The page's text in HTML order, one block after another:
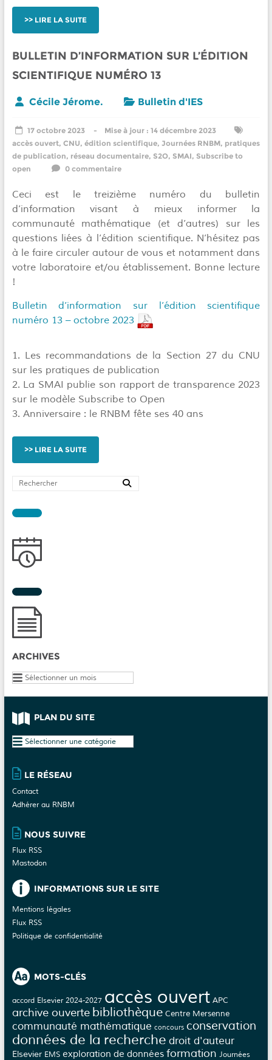
LIRE LA SUITE
BULLETIN D’INFORMATION SUR L’ÉDITION
SCIENTIFIQUE NUMÉRO 13
Cécile Jérome. Bulletin d'IES
17 octobre 2023
14 décembre 2023
accès ouvert, CNU, édition scientifique, Journées RNBM, pratiques
de publication, réseau documentaire, S2O, SMAI, Subscribe to
open
0 commentaire
Ceci est le treizième numéro du bulletin
d’information visant à mieux informer la
communauté mathématique (et d’autres) sur les
questions liées à l’édition scientifique. N’hésitez pas
à le faire circuler autour de vous et notamment dans
votre laboratoire et/ou établissement. Bonne lecture
!
Bulletin d’information sur l’édition scientifique
numéro 13 – octobre 2023
1. Les recommandations de la Section 27 du CNU
sur les pratiques de publication
2. La SMAI publie son rapport de transparence 2023
sur le modèle Subscribe to Open
3. Anniversaire : le RNBM fête ses 40 ans
LIRE LA SUITE
ARCHIVES
Archives
PLAN DU SITE
Plan
site
LE RÉSEAU
Contact
Adhérer au RNBM
NOUS SUIVRE
Flux RSS
Mastodon
INFORMATIONS SUR LE SITE
Mentions légales
Flux RSS
Politique de confidentialité
MOTS-CLÉS
accord Elsevier 2024-2027 accès ouvert APC
archive ouverte bibliothèque Centre Mersenne
communauté mathématique concours conservation
données de la recherche droit d'auteur
Elsevier EMS exploration de données formation Journées